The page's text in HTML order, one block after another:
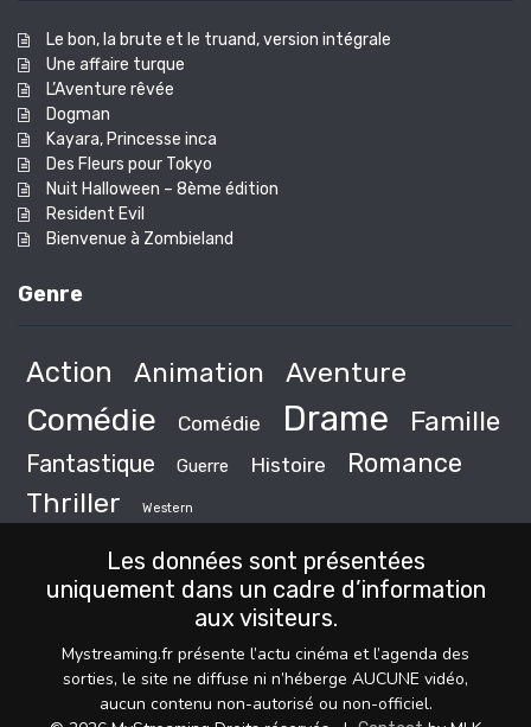
Le bon, la brute et le truand, version intégrale
Une affaire turque
L’Aventure rêvée
Dogman
Kayara, Princesse inca
Des Fleurs pour Tokyo
Nuit Halloween – 8ème édition
Resident Evil
Bienvenue à Zombieland
Genre
Action Animation Aventure
Comédie Comédie Drame Famille
Fantastique Guerre Histoire Romance
Thriller Western
Les données sont présentées
uniquement dans un cadre d’information
aux visiteurs.
Mystreaming.fr présente l’actu cinéma et l’agenda des
sorties, le site ne diffuse ni n’héberge AUCUNE vidéo,
aucun contenu non-autorisé ou non-officiel.